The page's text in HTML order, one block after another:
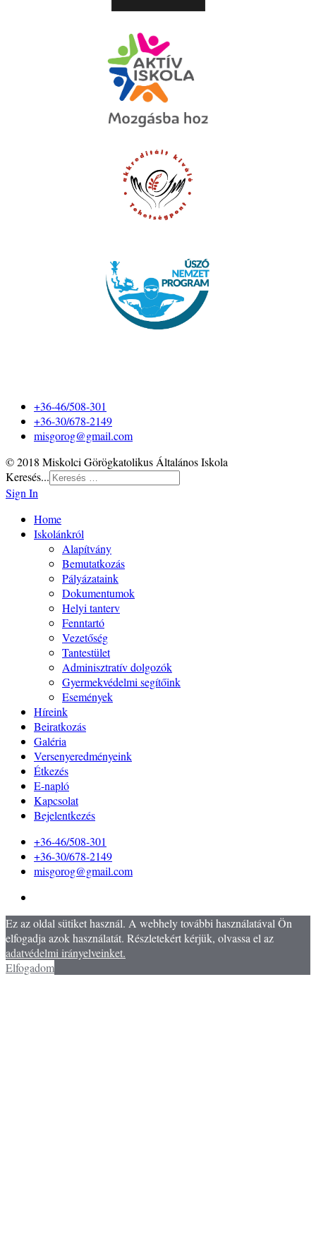
+36-46/508-301
+36-30/678-2149
misgorog@gmail.com
© 2018 Miskolci Görögkatolikus Általános Iskola
Keresés...
Sign In
Home
Iskolánkról
Alapítvány
Bemutatkozás
Pályázataink
Dokumentumok
Helyi tanterv
Fenntartó
Vezetőség
Tantestület
Adminisztratív dolgozók
Gyermekvédelmi segítőink
Események
Híreink
Beiratkozás
Galéria
Versenyeredményeink
Étkezés
E-napló
Kapcsolat
Bejelentkezés
+36-46/508-301
+36-30/678-2149
misgorog@gmail.com
Ez az oldal sütiket használ. A webhely további használatával Ön
elfogadja azok használatát. Részletekért kérjük, olvassa el az
adatvédelmi irányelveinket.
Elfogadom